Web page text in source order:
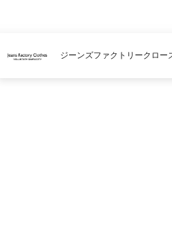
ジーンズファクトリークロー